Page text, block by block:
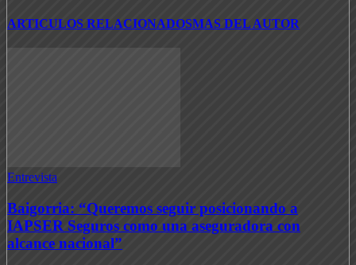
ARTICULOS RELACIONADOSMAS DEL AUTOR
Entrevista
Baigorria: “Queremos seguir posicionando a
IAPSER Seguros como una aseguradora con
alcance nacional”